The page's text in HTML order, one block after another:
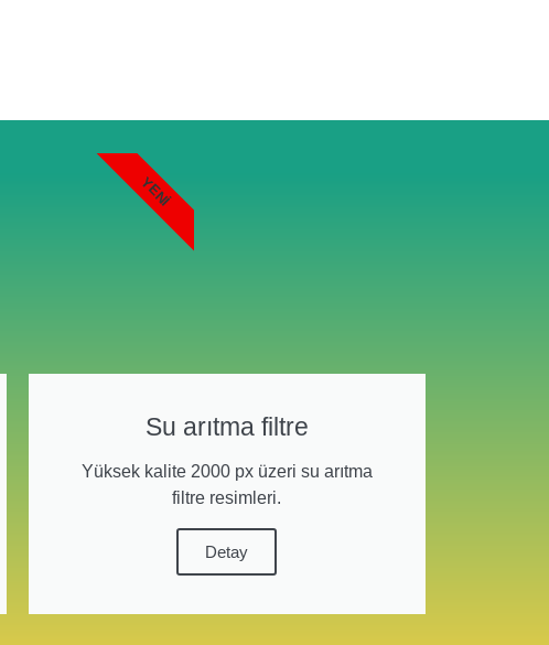
Su arıtma filtre
Yüksek kalite 2000 px üzeri su arıtma
filtre resimleri.
Detay
YENI